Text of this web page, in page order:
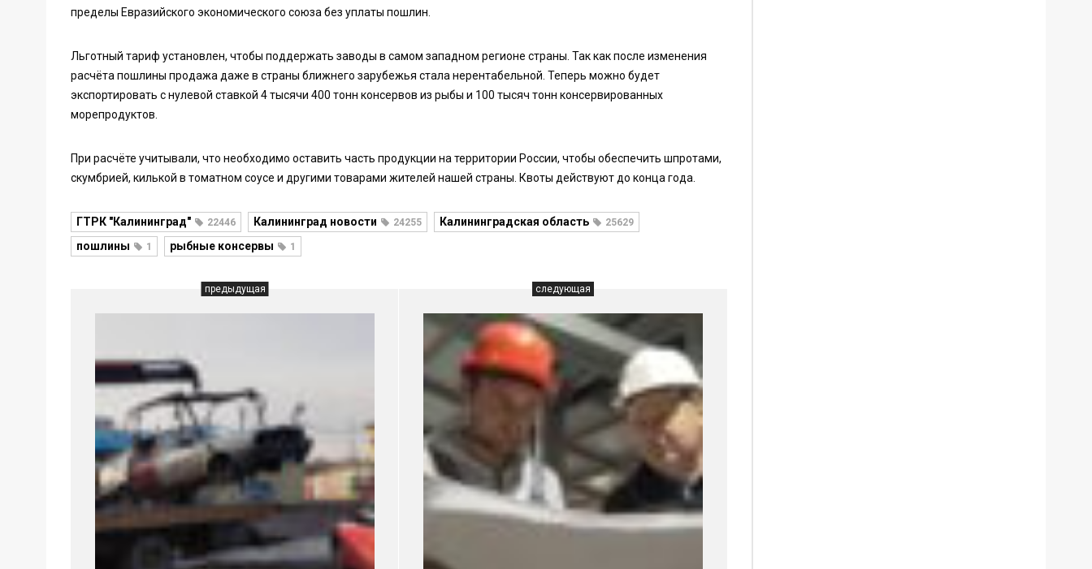
пределы Евразийского экономического союза без уплаты пошлин.
Льготный тариф установлен, чтобы поддержать заводы в самом западном регионе страны. Так как после изменения
расчёта пошлины продажа даже в страны ближнего зарубежья стала нерентабельной. Теперь можно будет
экспортировать с нулевой ставкой 4 тысячи 400 тонн консервов из рыбы и 100 тысяч тонн консервированных
морепродуктов.
При расчёте учитывали, что необходимо оставить часть продукции на территории России, чтобы обеспечить шпротами,
скумбрией, килькой в томатном соусе и другими товарами жителей нашей страны. Квоты действуют до конца года.
ГТРК "Калининград" 22446 Калининград новости 24255 Калининградская область 25629
пошлины 1 рыбные консервы 1
предыдущая следующая